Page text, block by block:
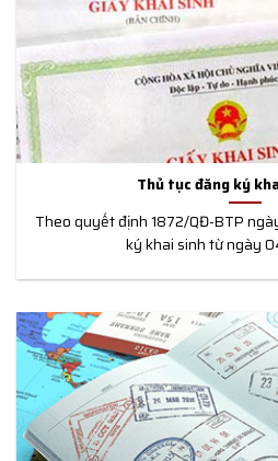
Thủ tục đăng ký
Theo quyết định 1872/QĐ-BTP
ký khai sinh từ ngày